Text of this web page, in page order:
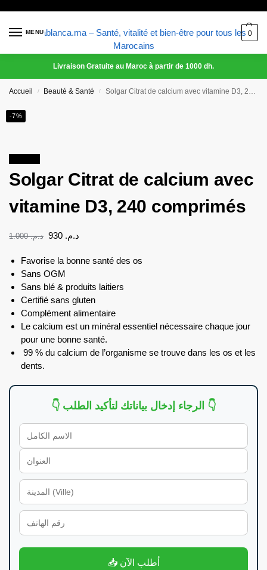
MENU 0
Livraison Gratuite au Maroc à partir de 1000 dh.
Accueil / Beauté & Santé / Solgar Citrat de calcium avec vitamine D3, 240 comprimés
Solgar Citrat de calcium avec
vitamine D3, 240 comprimés
د.م.1.000 د.م.
-7%
Favorise la bonne santé des os
Sans OGM
Sans blé & produits laitiers
Certifié sans gluten
Complément alimentaire
Le calcium est un minéral essentiel nécessaire chaque jour
pour une bonne santé.
99 % du calcium de l’organisme se trouve dans les os et les
dents.
👇 الرجاء إدخال بياناتك لتأكيد الطلب 👇
📥 أطلب الآن